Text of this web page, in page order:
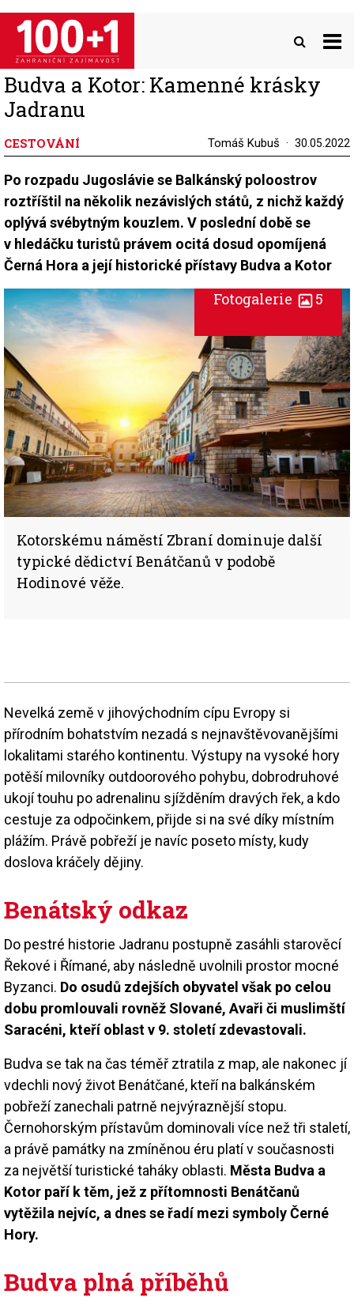
Přejít
hlavnímu
obsahu
Budva a Kotor: Kamenné krásky
Jadranu
CESTOVÁNÍ Tomáš Kubuš 30.05.2022
Po rozpadu Jugoslávie se Balkánský poloostrov
roztříštil na několik nezávislých států, z nichž každý
oplývá svébytným kouzlem. V poslední době se
v hledáčku turistů právem ocitá dosud opomíjená
Černá Hora a její historické přístavy Budva a Kotor
Kotorskému náměstí Zbraní dominuje další
typické dědictví Benátčanů v podobě
Hodinové věže.
Fotogalerie 5
Nevelká země v jihovýchodním cípu Evropy si
přírodním bohatstvím nezadá s nejnavštěvovanějšími
lokalitami starého kontinentu. Výstupy na vysoké hory
potěší milovníky outdoorového pohybu, dobrodruhové
ukojí touhu po adrenalinu sjížděním dravých řek, a kdo
cestuje za odpočinkem, přijde si na své díky místním
plážím. Právě pobřeží je navíc poseto místy, kudy
doslova kráčely dějiny.
Benátský odkaz
Do pestré historie Jadranu postupně zasáhli starověcí
Řekové i Římané, aby následně uvolnili prostor mocné
Byzanci. Do osudů zdejších obyvatel však po celou
dobu promlouvali rovněž Slované, Avaři či muslimští
Saracéni, kteří oblast v 9. století zdevastovali.
Budva se tak na čas téměř ztratila z map, ale nakonec jí
vdechli nový život Benátčané, kteří na balkánském
pobřeží zanechali patrně nejvýraznější stopu.
Černohorským přístavům dominovali více než tři staletí,
a právě památky na zmíněnou éru platí v současnosti
za největší turistické taháky oblasti. Města Budva a
Kotor paří k těm, jež z přítomnosti Benátčanů
vytěžila nejvíc, a dnes se řadí mezi symboly Černé
Hory.
Budva plná příběhů